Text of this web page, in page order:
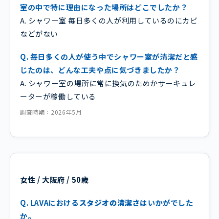
室の中で特に理由になった場所はどこでしたか？
A. シャワー室 毎日多くの人が利用しているのにカビ
などがない
Q. 毎日多くの人が使う中でシャワー室が清潔だと感
じたのは、どんな工夫や点に気づきましたか？
A. シャワー室の場所に常に換気のためかサーキュレ
ーターが稼働している
調査時期：2026年5月
女性 / 大阪府 / 50歳
Q. LAVAにおけるスタジオの清潔さはいかがでした
か。